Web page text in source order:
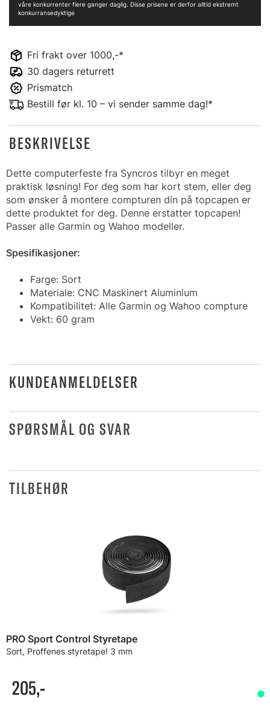
Fri frakt over 1000,-*
30 dagers returrett
Prismatch
Bestill før kl. 10 – vi sender samme dag!*
våre konkurrenter flere ganger daglig. Disse prisene er derfor alltid ekstremt
konkurransedyktige
BESKRIVELSE
Dette computerfeste fra Syncros tilbyr en meget
praktisk løsning! For deg som har kort stem, eller deg
som ønsker å montere compturen din på topcapen er
dette produktet for deg. Denne erstatter topcapen!
Passer alle Garmin og Wahoo modeller.
Spesifikasjoner:
Farge: Sort
Materiale: CNC Maskinert Aluminium
Kompatibilitet: Alle Garmin og Wahoo compture
Vekt: 60 gram
KUNDEANMELDELSER
SPØRSMÅL OG SVAR
TILBEHØR
PRO Sport Control Styretape
Sort, Proffenes styretape! 3 mm
205,-